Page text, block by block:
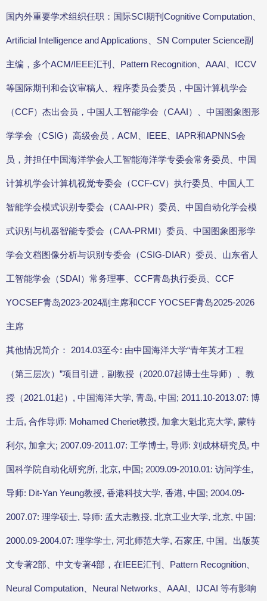
国内外重要学术组织任职：国际SCI期刊Cognitive Computation、
Artificial Intelligence and Applications、SN Computer Science副
主编，多个ACM/IEEE汇刊、Pattern Recognition、AAAI、ICCV
等国际期刊和会议审稿人、程序委员会委员，中国计算机学会
（CCF）杰出会员，中国人工智能学会（CAAI）、中国图象图形
学学会（CSIG）高级会员，ACM、IEEE、IAPR和APNNS会
员，并担任中国海洋学会人工智能海洋学专委会常务委员、中国
计算机学会计算机视觉专委会（CCF-CV）执行委员、中国人工
智能学会模式识别专委会（CAAI-PR）委员、中国自动化学会模
式识别与机器智能专委会（CAA-PRMI）委员、中国图象图形学
学会文档图像分析与识别专委会（CSIG-DIAR）委员、山东省人
工智能学会（SDAI）常务理事、CCF青岛执行委员、CCF
YOCSEF青岛2023-2024副主席和CCF YOCSEF青岛2025-2026
主席
其他情况简介： 2014.03至今: 由中国海洋大学“青年英才工程
（第三层次）”项目引进，副教授（2020.07起博士生导师）、教
授（2021.01起）, 中国海洋大学, 青岛, 中国; 2011.10-2013.07: 博
士后, 合作导师: Mohamed Cheriet教授, 加拿大魁北克大学, 蒙特
利尔, 加拿大; 2007.09-2011.07: 工学博士, 导师: 刘成林研究员, 中
国科学院自动化研究所, 北京, 中国; 2009.09-2010.01: 访问学生,
导师: Dit-Yan Yeung教授, 香港科技大学, 香港, 中国; 2004.09-
2007.07: 理学硕士, 导师: 孟大志教授, 北京工业大学, 北京, 中国;
2000.09-2004.07: 理学学士, 河北师范大学, 石家庄, 中国。出版英
文专著2部、中文专著4部，在IEEE汇刊、Pattern Recognition、
Neural Computation、Neural Networks、AAAI、IJCAI 等有影响